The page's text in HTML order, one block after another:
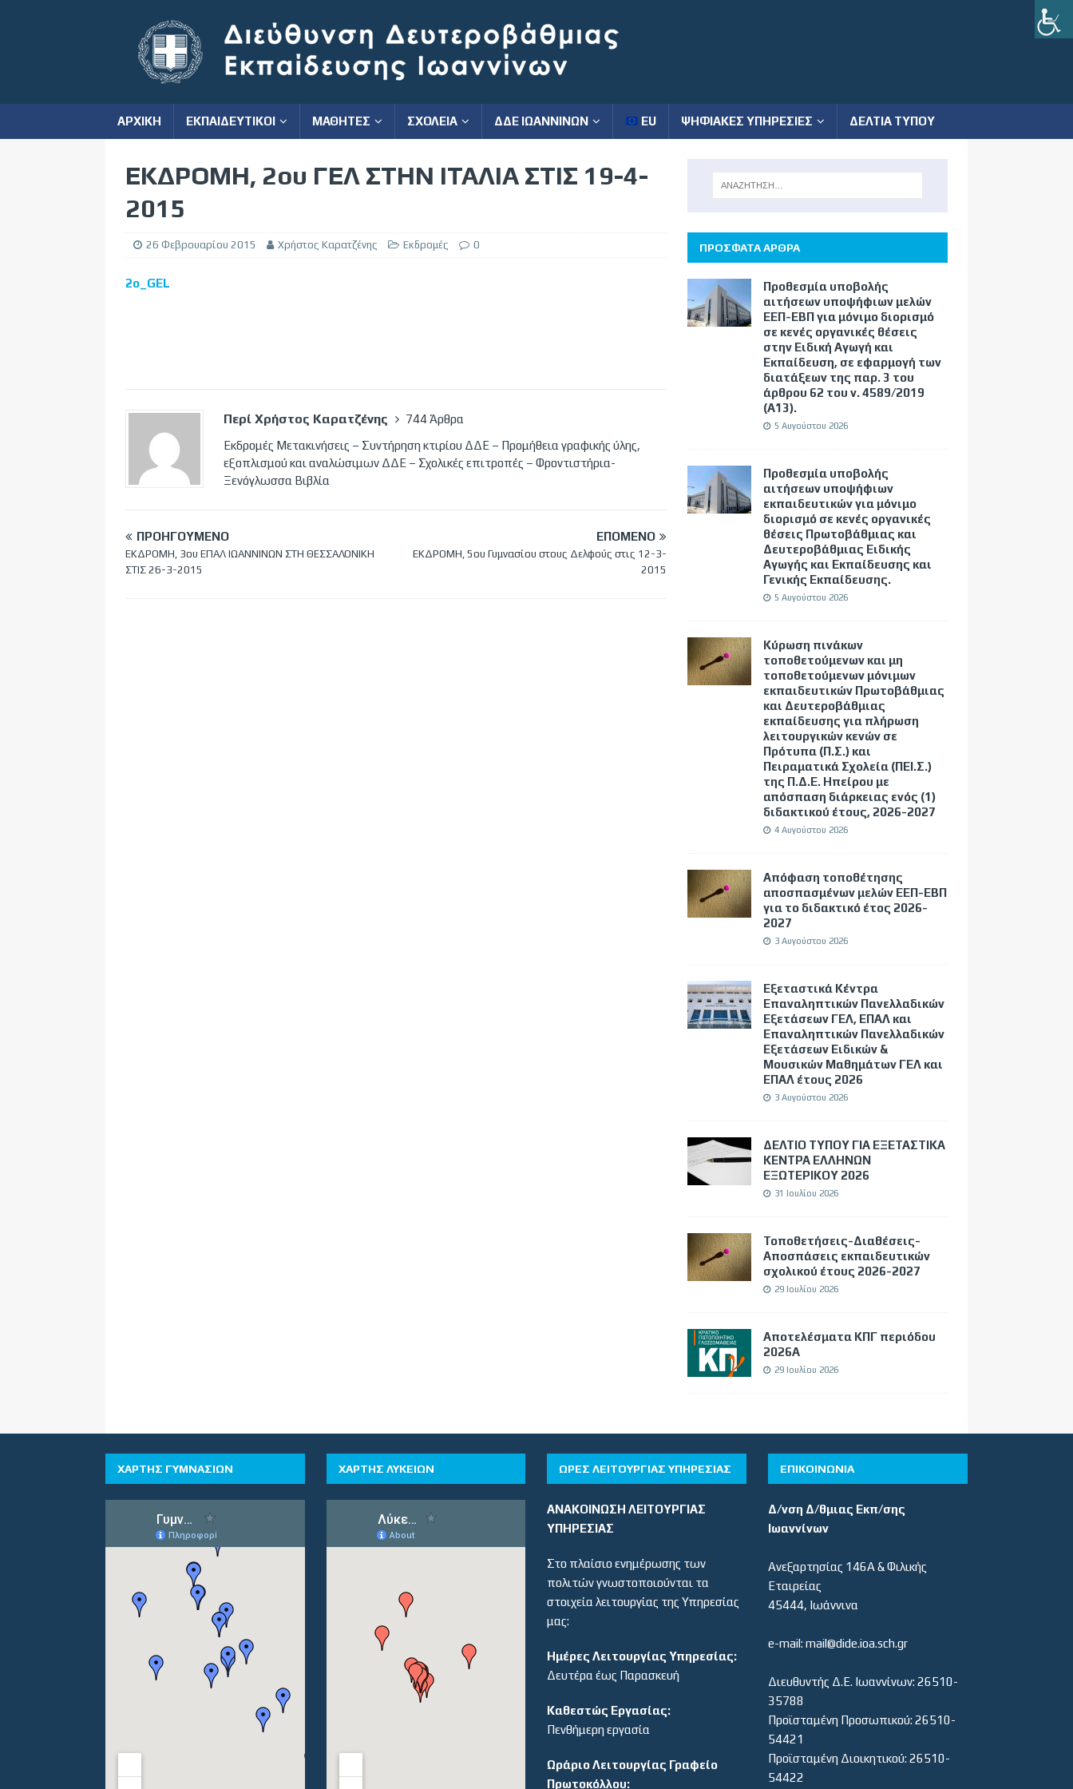
ΑΡΧΙΚΗ ΕΚΠΑΙΔΕΥΤΙΚΟΙ ΜΑΘΗΤΕΣ ΣΧΟΛΕΙΑ ΔΔΕ ΙΩΑΝΝΙΝΩΝ EU ΨΗΦΙΑΚΕΣ ΥΠΗΡΕΣΙΕΣ ΔΕΛΤΙΑ ΤΥΠΟΥ
ΕΚΔΡΟΜΗ, 2ου ΓΕΛ ΣΤΗΝ ΙΤΑΛΙΑ ΣΤΙΣ 19-4-
2015
26 Φεβρουαρίου 2015 Χρήστος Καρατζένης Εκδρομές 0
2o_GEL
Περί Χρήστος Καρατζένης
744 Άρθρα
Εκδρομές Μετακινήσεις – Συντήρηση κτιρίου ΔΔΕ – Προμήθεια γραφικής ύλης,
εξοπλισμού και αναλώσιμων ΔΔΕ – Σχολικές επιτροπές – Φροντιστήρια-
Ξενόγλωσσα Βιβλία
ΠΡΟΗΓΟΎΜΕΝΟ
ΕΚΔΡΟΜΗ, 3ου ΕΠΑΛ ΙΩΑΝΝΙΝΩΝ ΣΤΗ ΘΕΣΣΑΛΟΝΙΚΗ
ΣΤΙΣ 26-3-2015
ΕΠΌΜΕΝΟ
ΕΚΔΡΟΜΗ, 5ου Γυμνασίου στους Δελφούς στις 12-3-
2015
ΠΡΟΣΦΑΤΑ ΑΡΘΡΑ
Προθεσμία υποβολής
αιτήσεων υποψήφιων μελών
ΕΕΠ-ΕΒΠ για μόνιμο διορισμό
σε κενές οργανικές θέσεις
στην Ειδική Αγωγή και
Εκπαίδευση, σε εφαρμογή των
διατάξεων της παρ. 3 του
άρθρου 62 του ν. 4589/2019
(Α΄13).
5 Αυγούστου 2026
Προθεσμία υποβολής
αιτήσεων υποψήφιων
εκπαιδευτικών για μόνιμο
διορισμό σε κενές οργανικές
θέσεις Πρωτοβάθμιας και
Δευτεροβάθμιας Ειδικής
Αγωγής και Εκπαίδευσης και
Γενικής Εκπαίδευσης.
5 Αυγούστου 2026
Κύρωση πινάκων
τοποθετούμενων και μη
τοποθετούμενων μόνιμων
εκπαιδευτικών Πρωτοβάθμιας
και Δευτεροβάθμιας
εκπαίδευσης για πλήρωση
λειτουργικών κενών σε
Πρότυπα (Π.Σ.) και
Πειραματικά Σχολεία (ΠΕΙ.Σ.)
της Π.Δ.Ε. Ηπείρου με
απόσπαση διάρκειας ενός (1)
διδακτικού έτους, 2026-2027
4 Αυγούστου 2026
Απόφαση τοποθέτησης
αποσπασμένων μελών ΕΕΠ-ΕΒΠ
για το διδακτικό έτος 2026-
2027
3 Αυγούστου 2026
Εξεταστικά Κέντρα
Επαναληπτικών Πανελλαδικών
Εξετάσεων ΓΕΛ, ΕΠΑΛ και
Επαναληπτικών Πανελλαδικών
Εξετάσεων Ειδικών &
Μουσικών Μαθημάτων ΓΕΛ και
ΕΠΑΛ έτους 2026
3 Αυγούστου 2026
ΔΕΛΤΙΟ ΤΥΠΟΥ ΓΙΑ ΕΞΕΤΑΣΤΙΚΑ
ΚΕΝΤΡΑ ΕΛΛΗΝΩΝ
ΕΞΩΤΕΡΙΚΟΥ 2026
31 Ιουλίου 2026
Τοποθετήσεις-Διαθέσεις-
Αποσπάσεις εκπαιδευτικών
σχολικού έτους 2026-2027
29 Ιουλίου 2026
Αποτελέσματα ΚΠΓ περιόδου
2026Α
29 Ιουλίου 2026
ΧΑΡΤΗΣ ΓΥΜΝΑΣΙΩΝ ΧΑΡΤΗΣ ΛΥΚΕΙΩΝ ΏΡΕΣ ΛΕΙΤΟΥΡΓΊΑΣ ΥΠΗΡΕΣΊΑΣ
ΑΝΑΚΟΙΝΩΣΗ ΛΕΙΤΟΥΡΓΙΑΣ
ΥΠΗΡΕΣΙΑΣ
Στο πλαίσιο ενημέρωσης των
πολιτών γνωστοποιούνται τα
στοιχεία λειτουργίας της Υπηρεσίας
μας:
Ημέρες Λειτουργίας Υπηρεσίας:
Δευτέρα έως Παρασκευή
Καθεστώς Εργασίας:
Πενθήμερη εργασία
Ωράριο Λειτουργίας Γραφείο
Πρωτοκόλλου:
ΕΠΙΚΟΙΝΩΝΙΑ
Δ/νση Δ/θμιας Εκπ/σης
Ιωαννίνων
Ανεξαρτησίας 146Α & Φιλικής
Εταιρείας
45444, Ιωάννινα
e-mail: mail@dide.ioa.sch.gr
Διευθυντής Δ.Ε. Ιωαννίνων: 26510-
35788
Προϊσταμένη Προσωπικού: 26510-
54421
Προϊσταμένη Διοικητικού: 26510-
54422